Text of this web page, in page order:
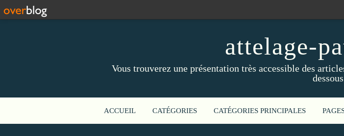
attelage-
Vous trouverez une présentation très accessible des
ACCUEIL CATÉGORIES CATÉGORIES PRINCIPALES